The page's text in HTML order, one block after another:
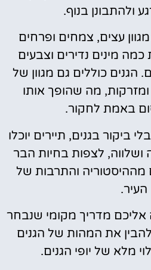
ולהתבונן בנוף.
עצים, צמחים ופרחים
כמה מינים נדירים וצבעים
הגנים כוללים גם מגוון של
מה שהופך אותו
באמת לחקור.
ביקור בגנים, תיירים יוכלו
ושלווה, לצפות בחיות הבר
והתרבות של
העיר.
אליכם מדריך מקומי שנבחר
את המהות של הגנים
מלא של יופי הגנים.